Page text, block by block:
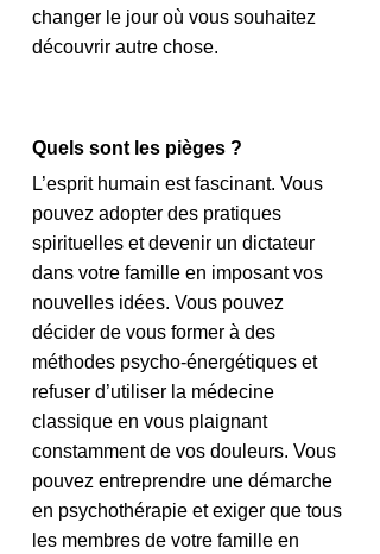
changer le jour où vous souhaitez
découvrir autre chose.
Quels sont les pièges ?
L’esprit humain est fascinant. Vous
pouvez adopter des pratiques
spirituelles et devenir un dictateur
dans votre famille en imposant vos
nouvelles idées. Vous pouvez
décider de vous former à des
méthodes psycho-énergétiques et
refuser d’utiliser la médecine
classique en vous plaignant
constamment de vos douleurs. Vous
pouvez entreprendre une démarche
en psychothérapie et exiger que tous
les membres de votre famille en